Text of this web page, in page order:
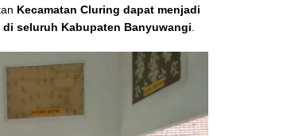
Kecamatan Cluring dapat menjadi
seluruh Kabupaten Banyuwangi.